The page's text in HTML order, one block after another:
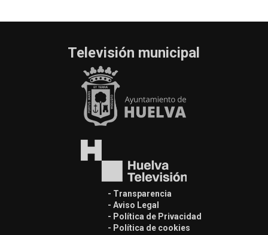
Televisión municipal
- Transparencia
- Aviso Legal
- Política de Privacidad
- Política de cookies